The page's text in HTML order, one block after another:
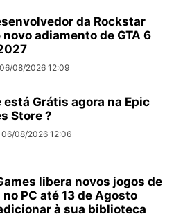
da Rockstar
novo adiamento de GTA 6
06/08/2026 12:09
está Grátis agora na Epic
Store ?
06/08/2026 12:06
libera novos jogos de
PC até 13 de Agosto
à sua biblioteca